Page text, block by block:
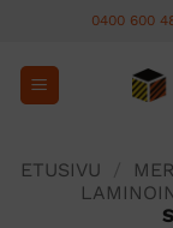
content
0400 600
ETUSIVU